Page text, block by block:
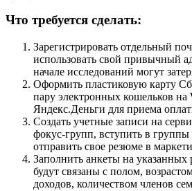
Что требуется сделать:
Зарегистрировать отдельный
использовать свой привычный
начале исследований могут
Оформить пластиковую карту
пару электронных кошельков на
Яндекс.Деньги для приема
Создать учетные записи на
фокус-групп, вступить в
отправить свое резюме в
Заполнить анкеты на указанных
будут связаны с полом,
доходов, количеством членов